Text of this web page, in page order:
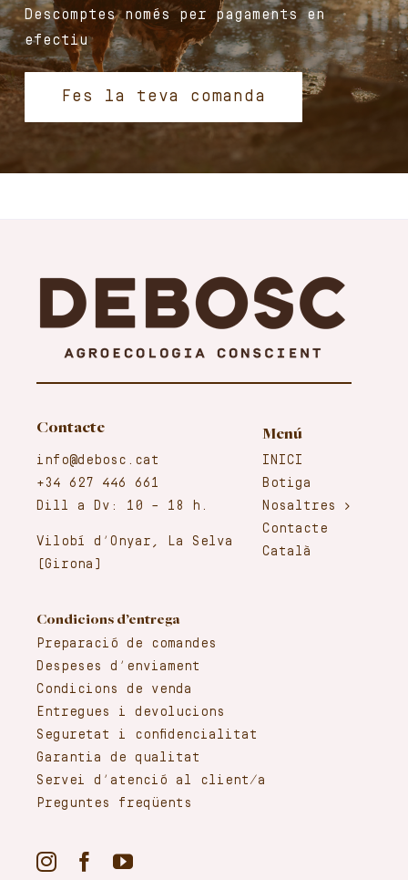
Descomptes només per pagaments en
efectiu
Fes la teva comanda
Menú
INICI
Botiga
Nosaltres
Contacte
Català
Contacte
info@debosc.cat
+34 627 446 661
Dill a Dv: 10 – 18 h.
Vilobí d’Onyar, La Selva
(Girona)
Condicions d’entrega
Preparació de comandes
Despeses d’enviament
Condicions de venda
Entregues i devolucions
Seguretat i confidencialitat
Garantia de qualitat
Servei d’atenció al client/a
Preguntes freqüents